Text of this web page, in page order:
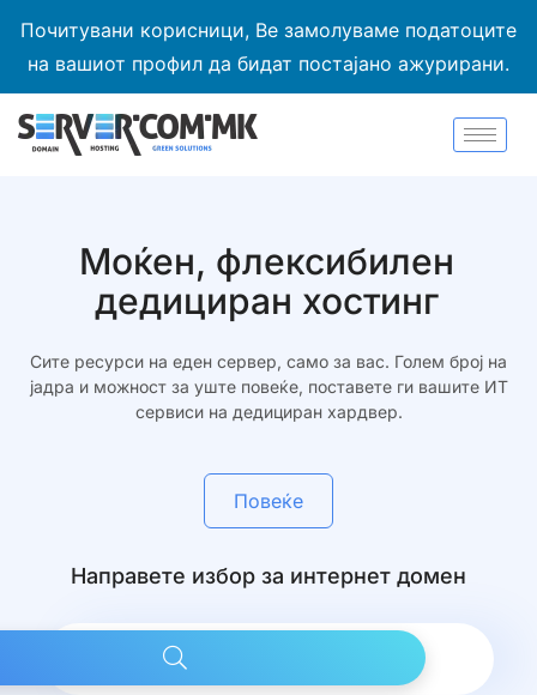
Почитувани корисници, Ве замолуваме податоците
на вашиот профил да бидат постајано ажурирани.
Моќен, флексибилен
дедициран хостинг
Сите ресурси на еден сервер, само за вас. Голем број на
јадра и можност за уште повеќе, поставете ги вашите ИТ
сервиси на дедициран хардвер.
Повеќе
Направете избор за интернет домен